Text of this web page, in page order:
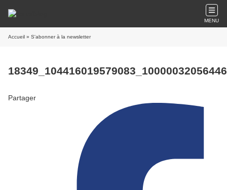
MENU
Accueil » S'abonner à la newsletter
Partager